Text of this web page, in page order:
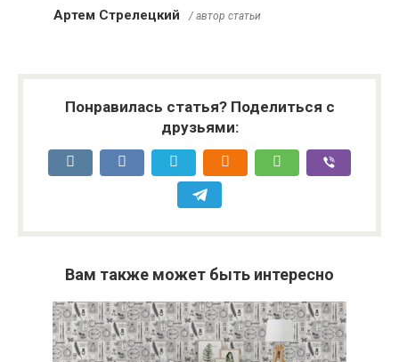
Артем Стрелецкий / автор статьи
Понравилась статья? Поделиться с
друзьями:
Вам также может быть интересно